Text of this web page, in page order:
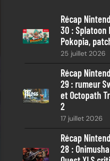
c
h
Récap
30 : Splatoon
Pokopia,
25 juillet 2026
Récap
29 : rumeur
et Octopath
2
17 juillet 2026
Récap
28 :